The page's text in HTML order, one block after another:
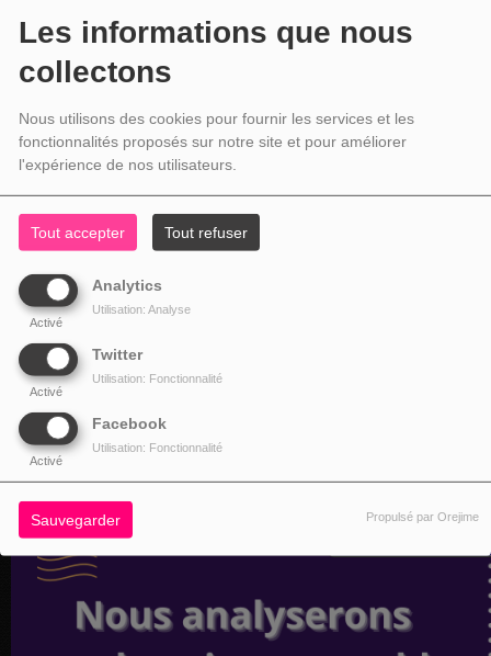
Les informations que nous
collectons
Nous utilisons des cookies pour fournir les services et les
fonctionnalités proposés sur notre site et pour améliorer
l'expérience de nos utilisateurs.
Tout accepter Tout refuser
Analytics
Activé
Utilisation: Analyse
Twitter
Activé
Utilisation: Fonctionnalité
Facebook
Activé
Utilisation: Fonctionnalité
Sauvegarder Propulsé par Orejime